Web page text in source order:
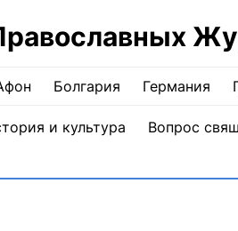
Болгария Германия
и культура Вопрос